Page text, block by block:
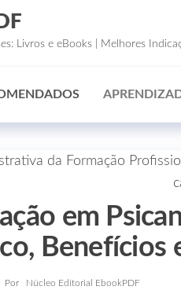
Livros e eBooks | Melhores
em
Benefícios
Por Núcleo Editorial EbookPDF